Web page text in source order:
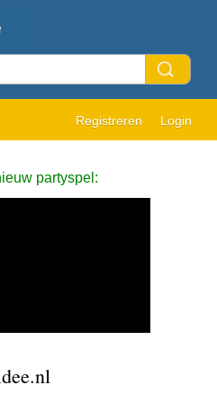
Registreren Login
partyspel: